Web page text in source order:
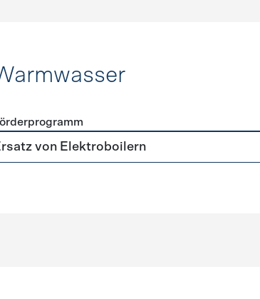
Warmwasser
von Elektroboilern